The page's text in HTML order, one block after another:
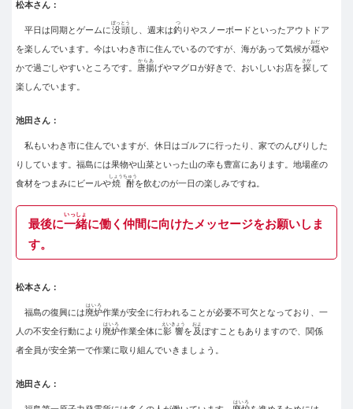
松本さん：
平日は同期とゲームに没頭
ぼっとう
し、週末は釣
つ
りやスノーボードといったアウトドア
を楽しんでいます。今はいわき市に住んでいるのですが、海があって気候が穏
おだ
や
かで過ごしやすいところです。 唐揚
からあ
げやマグロが好きで、おいしいお店を探
さが
して
楽しんでいます。
池田さん：
私もいわき市に住んでいますが、休日はゴルフに行ったり、家でのんびりした
りしています。福島には果物や山菜といった山の幸も豊富にあります。地場産の
食材をつまみにビールや焼酎
しょうちゅう
を飲むのが一日の楽しみですね。
最後に一緒
いっしょ
に働く仲間に向けたメッセージをお願いしま
す。
松本さん：
福島の復興には廃炉
はいろ
作業が安全に行われることが必要不可欠となっており、一
人の不安全行動により 廃炉
はいろ
作業全体に影響
えいきょう
を 及
およ
ぼすこともありますので、関係
者全員が安全第一で作業に取り組んでいきましょう。
池田さん：
はいろ